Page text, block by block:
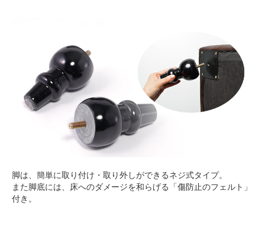
脚は、簡単に取り付け・取り外しができるネジ式タイプ。
また脚底には、床へのダメージを和らげる「傷防止のフェルト」
付き。